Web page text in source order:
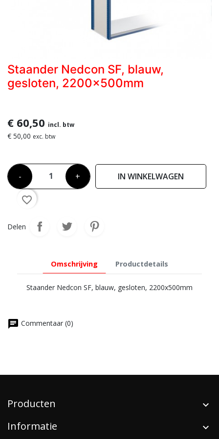
Staander Nedcon SF, blauw,
gesloten, 2200x500mm
€ 60,50 incl. btw
€ 50,00 exc. btw
- + IN WINKELWAGEN
favorite_border
Delen
Omschrijving Productdetails
Staander Nedcon SF, blauw, gesloten, 2200x500mm
chat Commentaar (0)
Producten
Informatie